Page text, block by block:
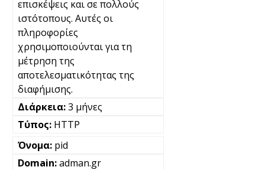
επισκέψεις και σε πολλούς
ιστότοπους. Αυτές οι
πληροφορίες
χρησιμοποιούνται για τη
μέτρηση της
αποτελεσματικότητας της
διαφήμισης.
3 μήνες
HTTP
pid
adman.gr